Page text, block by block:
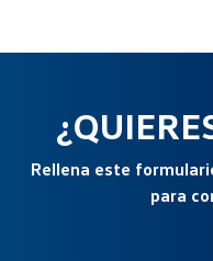
Rellena este
para